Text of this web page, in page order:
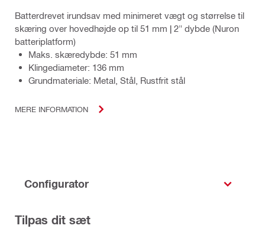
Batterdrevet irundsav med minimeret vægt og størrelse til
skæring over hovedhøjde op til 51 mm | 2" dybde (Nuron
batteriplatform)
Maks. skæredybde: 51 mm
Klingediameter: 136 mm
Grundmateriale: Metal, Stål, Rustfrit stål
MERE INFORMATION
Configurator
Tilpas dit sæt